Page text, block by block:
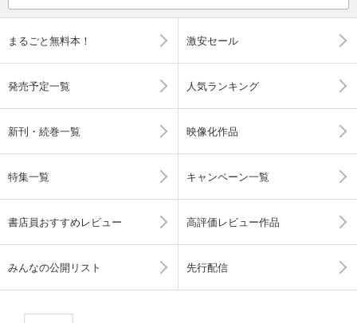
まるごと無料本！ 激安セール
発売予定一覧 人気ランキング
新刊・続巻一覧 映像化作品
特集一覧 キャンペーン一覧
書店員おすすめレビュー 高評価レビュー作品
みんなの公開リスト 先行配信